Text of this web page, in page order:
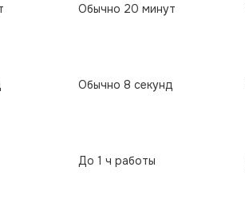
Обычно 20 минут
Обычно 8 секунд
До 1 ч работы